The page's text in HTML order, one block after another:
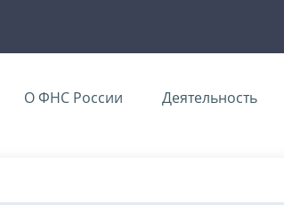
О ФНС России Деятельность